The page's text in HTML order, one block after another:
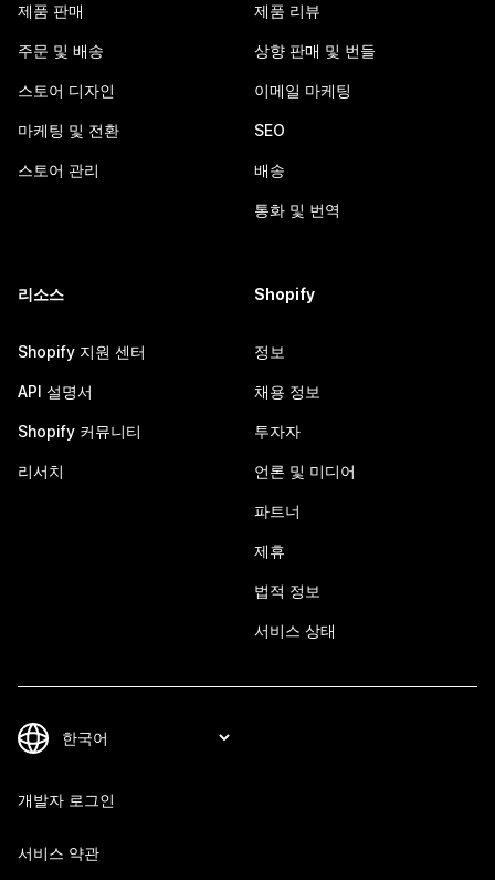
제품 판매
주문 및 배송
스토어 디자인
마케팅 및 전환
스토어 관리
제품 리뷰
상향 판매 및 번들
이메일 마케팅
SEO
배송
통화 및 번역
리소스
Shopify 지원 센터
API 설명서
Shopify 커뮤니티
리서치
Shopify
정보
채용 정보
투자자
언론 및 미디어
파트너
제휴
법적 정보
서비스 상태
개발자 로그인
서비스 약관